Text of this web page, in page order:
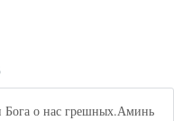
Бога о нас грешных.Аминь